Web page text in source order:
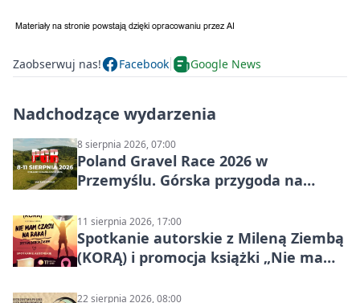
Zaobserwuj nas! Facebook Google News
Nadchodzące wydarzenia
8 sierpnia 2026, 07:00
Poland Gravel Race 2026 w
Przemyślu. Górska przygoda na
11 sierpnia 2026, 17:00
Spotkanie autorskie z Mileną Ziembą
(KORĄ) i promocja książki „Nie mam
22 sierpnia 2026, 08:00